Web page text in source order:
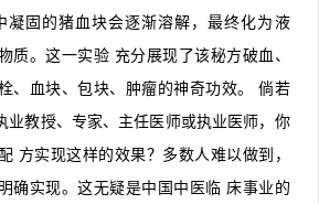
凝固的猪血块会逐渐溶解，最终化为液
质。这一实验 充分展现了该秘方破血、
、血块、包块、肿瘤的神奇功效。倘若
业教授、专家、主任医师或执业医师，你
方实现这样的效果？多数人难以做到，
确实现。这无疑是中国中医临 床事业的